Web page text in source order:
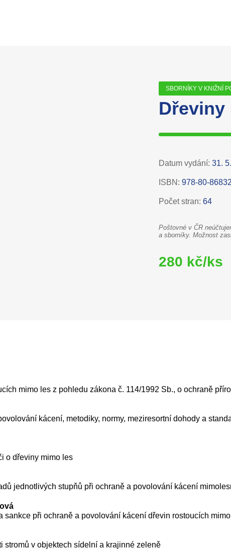
SBORNÍKY V KNIŽNÍ
Dřeviny
Datum vydání:31.
ISBN:978-80-
Počet stran:64
Poštovné v ČR
a sborníky. Možnost
280 kč/ks
mimo les z pohledu zákona č. 114/1992 Sb., o ochraně
kácení, metodiky, normy, meziresortní dohody a
o dřeviny mimo les
jednotlivých stupňů při ochraně a povolování kácení
sankce při ochraně a povolování kácení dřevin rostoucích
stromů v objektech sídelní a krajinné zeleně